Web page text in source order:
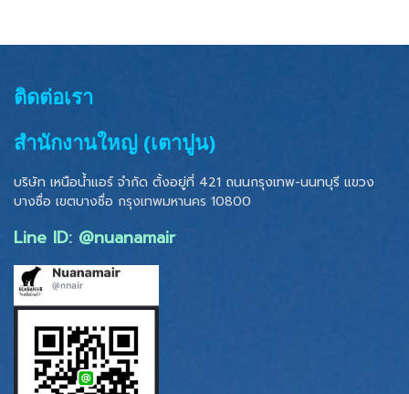
ติดต่อเรา
สำนักงานใหญ่ (เตาปูน)
บริษัท เหนือน้ำแอร์ จำกัด ตั้งอยู่ที่ 421 ถนนกรุงเทพ-นนทบุรี แขวง
บางซื่อ เขตบางซื่อ กรุงเทพมหานคร 10800
Line ID: @nuanamair